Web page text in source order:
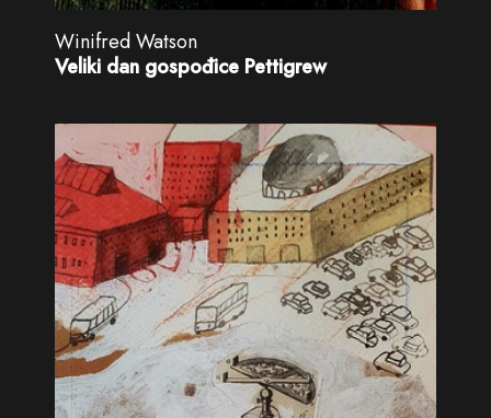
Winifred Watson
Veliki dan gospođice Pettigrew